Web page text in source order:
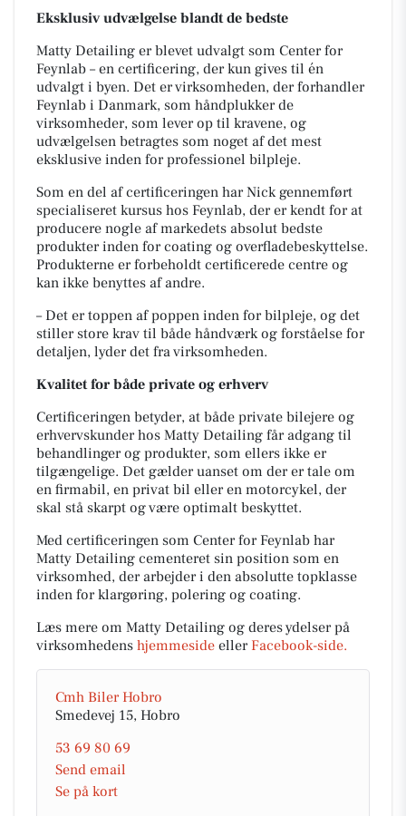
Eksklusiv udvælgelse blandt de bedste
Matty Detailing er blevet udvalgt som Center for
Feynlab – en certificering, der kun gives til én
udvalgt i byen. Det er virksomheden, der forhandler
Feynlab i Danmark, som håndplukker de
virksomheder, som lever op til kravene, og
udvælgelsen betragtes som noget af det mest
eksklusive inden for professionel bilpleje.
Som en del af certificeringen har Nick gennemført
specialiseret kursus hos Feynlab, der er kendt for at
producere nogle af markedets absolut bedste
produkter inden for coating og overfladebeskyttelse.
Produkterne er forbeholdt certificerede centre og
kan ikke benyttes af andre.
– Det er toppen af poppen inden for bilpleje, og det
stiller store krav til både håndværk og forståelse for
detaljen, lyder det fra virksomheden.
Kvalitet for både private og erhverv
Certificeringen betyder, at både private bilejere og
erhvervskunder hos Matty Detailing får adgang til
behandlinger og produkter, som ellers ikke er
tilgængelige. Det gælder uanset om der er tale om
en firmabil, en privat bil eller en motorcykel, der
skal stå skarpt og være optimalt beskyttet.
Med certificeringen som Center for Feynlab har
Matty Detailing cementeret sin position som en
virksomhed, der arbejder i den absolutte topklasse
inden for klargøring, polering og coating.
Læs mere om Matty Detailing og deres ydelser på
virksomhedens hjemmeside eller Facebook-side.
Cmh Biler Hobro
Smedevej 15, Hobro
53 69 80 69
Send email
Se på kort